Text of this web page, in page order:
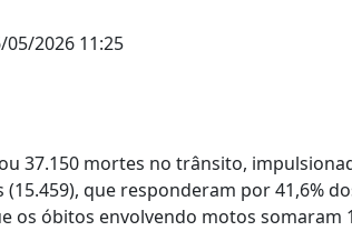
05/2026 11:25
37.150 mortes no trânsito,
que responderam por 41,6%
os óbitos envolvendo motos somaram